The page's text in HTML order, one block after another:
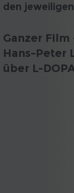
den
Ganzer
Hans-Peter
über L-